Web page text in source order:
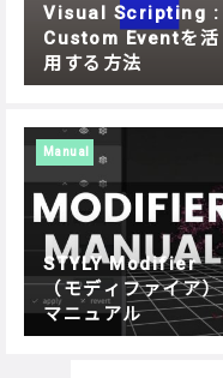
Visual Scripting :
Custom Eventを活
用する方法
Manual
STYLY Modifier
（モディファイア）
マニュアル